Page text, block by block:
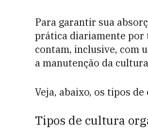
Para garantir sua
prática diariamente por
contam, inclusive, com
a manutenção da
Veja, abaixo, os tipos
Tipos de cultura